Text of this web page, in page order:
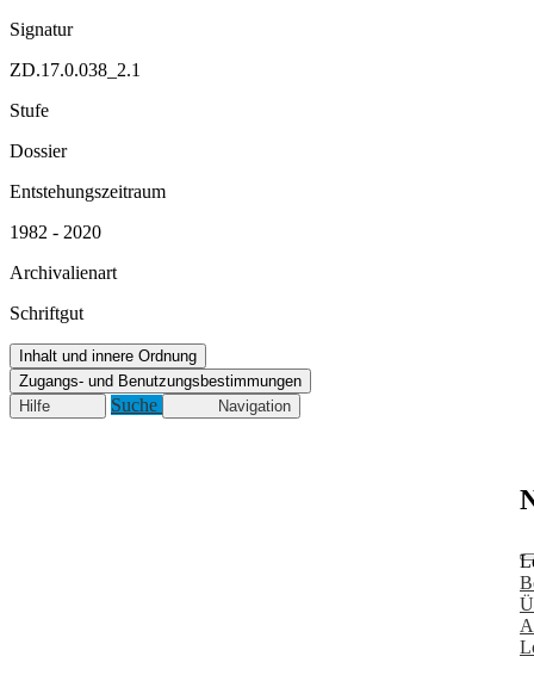
Signatur
ZD.17.0.038_2.1
Stufe
Dossier
Entstehungszeitraum
1982 - 2020
Archivalienart
Schriftgut
Inhalt und innere Ordnung
Zugangs- und Benutzungsbestimmungen
Hilfe
Suche Navigation